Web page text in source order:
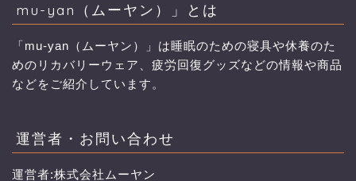
mu-yan（ムーヤン）」とは
「mu-yan（ムーヤン）」は睡眠のための寝具や休養のた
めのリカバリーウェア、疲労回復グッズなどの情報や商品
などをご紹介しています。
運営者・お問い合わせ
運営者:株式会社ムーヤン